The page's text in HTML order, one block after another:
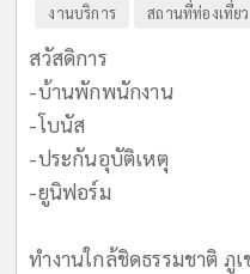
งานบริการ สถานที่ท่องเที่ยว
สวัสดิการ
-บ้านพักพนักงาน
-โบนัส
-ประกันอุบัติเหตุ
-ยูนิฟอร์ม
ทำงานใกล้ชิดธรรมชาติ ภู